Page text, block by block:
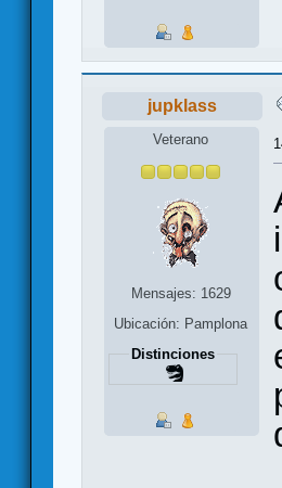
jupklass
Veterano
Mensajes: 1629
Ubicación: Pamplona
Distinciones